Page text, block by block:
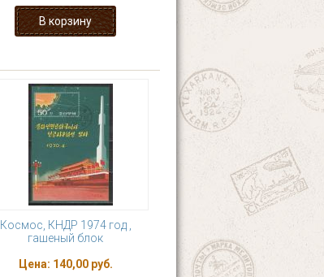
Космос, КНДР 1974 год ,
гашеный блок
Цена: 140,00 руб.